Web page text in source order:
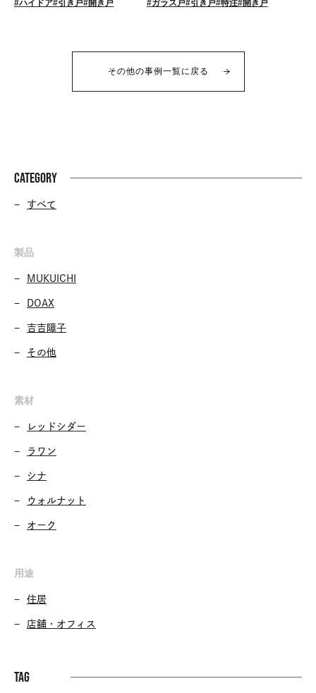
ハイドア 引き戸 開き戸 ガラス戸 引き戸 特注 開き戸
その他の事例一覧に戻る
CATEGORY
すべて
製品
MUKUICHI
DOAX
吉吉障子
その他
素材
レッドシダー
ラワン
シナ
ウォルナット
オーク
用途
住居
店舗・オフィス
Tag